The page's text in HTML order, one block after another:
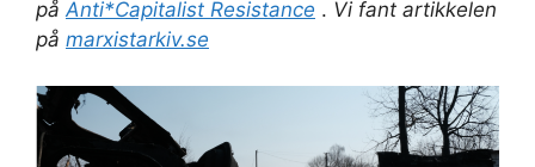
påAnti*Capitalist Resistance . Vi fant artikkelen
på marxistarkiv.se